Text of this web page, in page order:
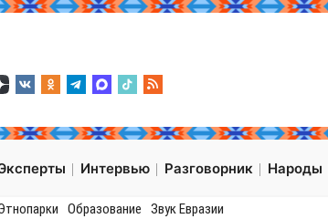
Интервью Разговорник Народы
Образование Звук Евразии